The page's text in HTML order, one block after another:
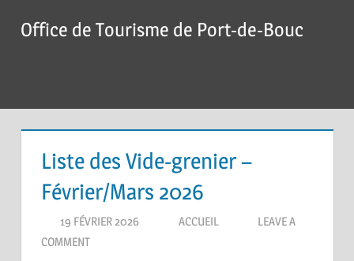
Office de Tourisme de Port-de-Bouc
Liste des Vide-grenier –
Février/Mars 2026
19 FÉVRIER 2026 ACCUEIL
LEAVE A
COMMENT